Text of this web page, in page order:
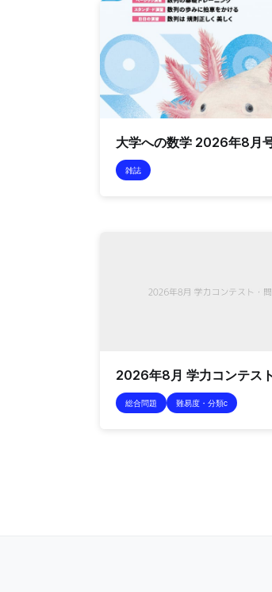
大学への数学 2026年8月
雑誌
2026年8月 学力コンテス
総合問題 難易度・分類c